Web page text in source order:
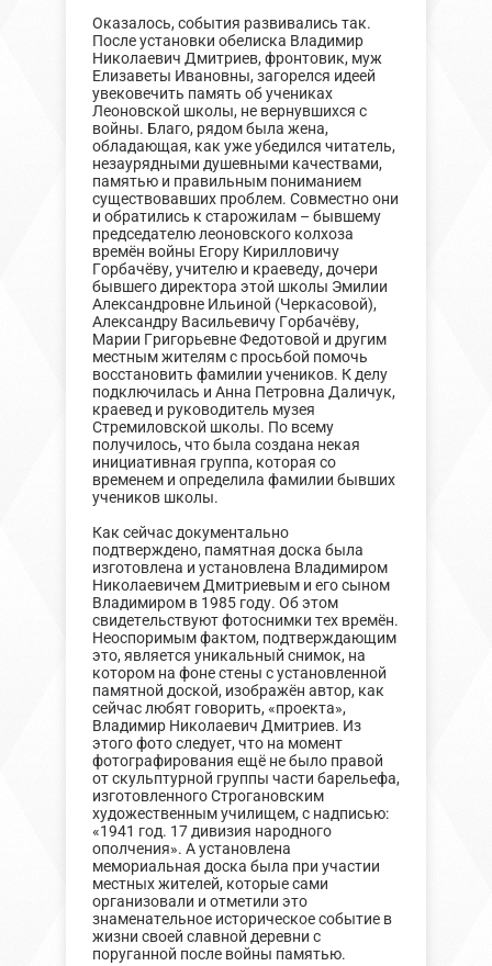
Оказалось, события развивались так.
После установки обелиска Владимир
Николаевич Дмитриев, фронтовик, муж
Елизаветы Ивановны, загорелся идеей
увековечить память об учениках
Леоновской школы, не вернувшихся с
войны. Благо, рядом была жена,
обладающая, как уже убедился читатель,
незаурядными душевными качествами,
памятью и правильным пониманием
существовавших проблем. Совместно они
и обратились к старожилам – бывшему
председателю леоновского колхоза
времён войны Егору Кирилловичу
Горбачёву, учителю и краеведу, дочери
бывшего директора этой школы Эмилии
Александровне Ильиной (Черкасовой),
Александру Васильевичу Горбачёву,
Марии Григорьевне Федотовой и другим
местным жителям с просьбой помочь
восстановить фамилии учеников. К делу
подключилась и Анна Петровна Даличук,
краевед и руководитель музея
Стремиловской школы. По всему
получилось, что была создана некая
инициативная группа, которая со
временем и определила фамилии бывших
учеников школы.
Как сейчас документально
подтверждено, памятная доска была
изготовлена и установлена Владимиром
Николаевичем Дмитриевым и его сыном
Владимиром в 1985 году. Об этом
свидетельствуют фотоснимки тех времён.
Неоспоримым фактом, подтверждающим
это, является уникальный снимок, на
котором на фоне стены с установленной
памятной доской, изображён автор, как
сейчас любят говорить, «проекта»,
Владимир Николаевич Дмитриев. Из
этого фото следует, что на момент
фотографирования ещё не было правой
от скульптурной группы части барельефа,
изготовленного Строгановским
художественным училищем, с надписью:
«1941 год. 17 дивизия народного
ополчения». А установлена
мемориальная доска была при участии
местных жителей, которые сами
организовали и отметили это
знаменательное историческое событие в
жизни своей славной деревни с
поруганной после войны памятью.